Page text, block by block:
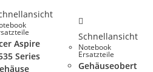
Aspire
Series
Schnellansicht
Notebook
Ersatzteile
Gehäuseobert